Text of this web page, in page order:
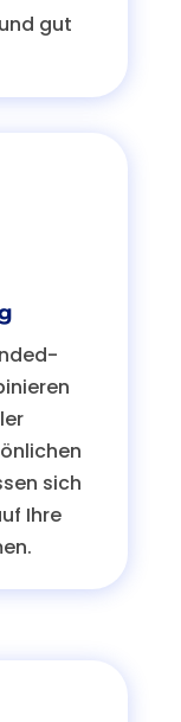
gut
-
sich
Ihre